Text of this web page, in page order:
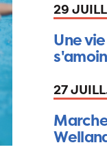
29
Une
27